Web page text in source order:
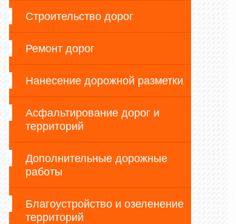
Строительство дорог
Ремонт дорог
Нанесение дорожной разметки
Асфальтирование дорог и
территорий
Дополнительные дорожные
работы
Благоустройство и озеленение
территорий